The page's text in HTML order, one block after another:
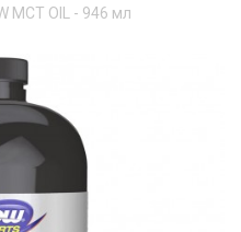
MCT OIL - 946 мл